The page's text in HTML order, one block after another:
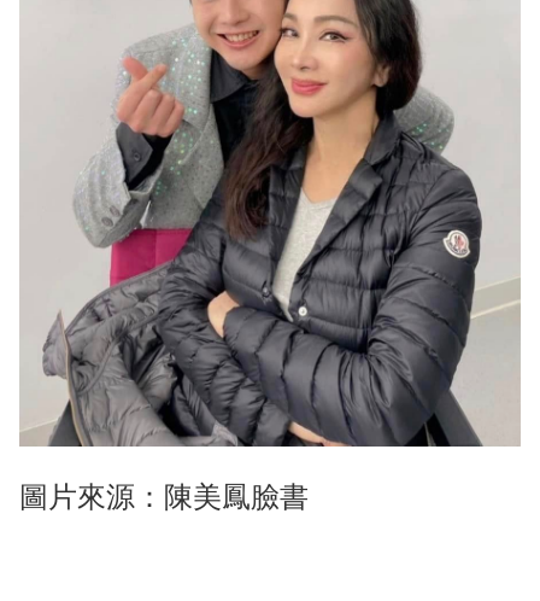
圖片來源：陳美鳳臉書